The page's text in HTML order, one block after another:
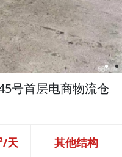
号首层电商物流仓
天 其他结构